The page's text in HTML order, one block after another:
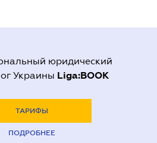
юридический
Украины Liga:BOOK
ТАРИФЫ
ПОДРОБНЕЕ